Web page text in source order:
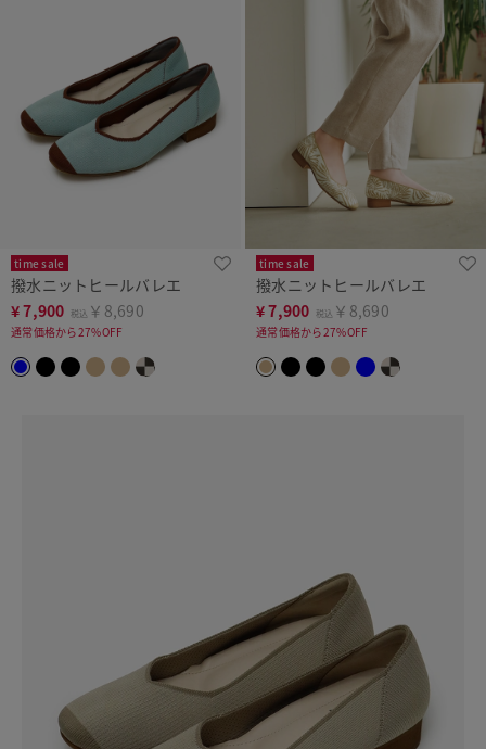
time sale
撥水ニットヒールバレエ
¥7,900 税込 ￥8,690
通常価格から27%OFF
time sale
撥水ニットヒールバレエ
¥7,900 税込 ￥8,690
通常価格から27%OFF